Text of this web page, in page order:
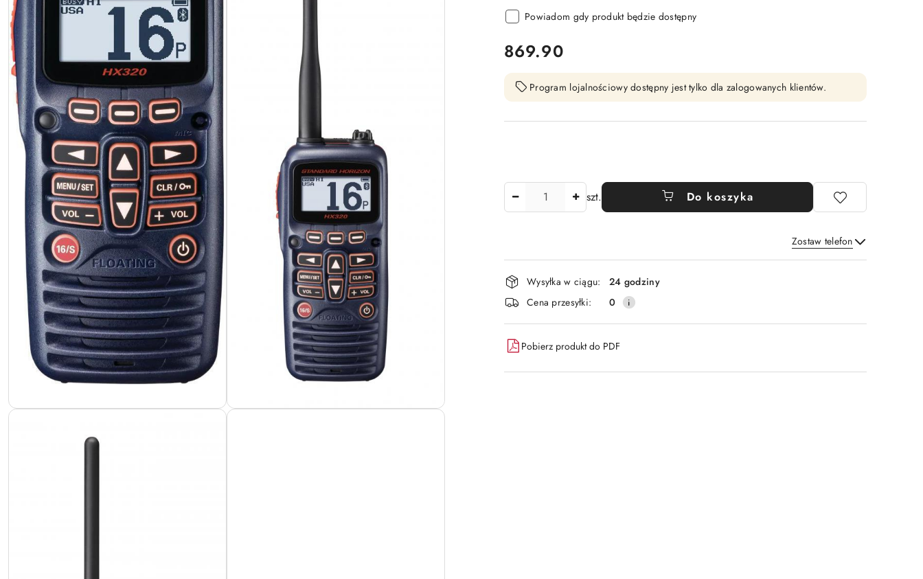
Powiadom gdy produkt będzie dostępny
cena:
869.90
Program lojalnościowy dostępny jest tylko dla zalogowanych klientów.
szt. Do koszyka
Zostaw telefon
Wyślij
Dostępność
i
dostawa
Wysyłka w ciągu:
24 godziny
Cena przesyłki:
0
Pobierz produkt do PDF